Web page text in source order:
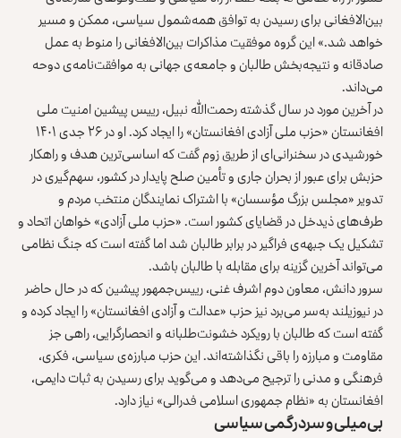
بین‌الافغانی برای رسیدن به توافق همه‌شمول سیاسی، ممکن و مسیر
خواهد شد.» این گروه موفقیت مذاکرات بین‌الافغانی را منوط به عمل
صادقانه و نتیجه‌بخش طالبان و جامعه‌ی جهانی به موافقت‌نامه‌ی دوحه
می‌داند.
در آخرین مورد در سال گذشته رحمت‌الله نبیل، رییس پیشین امنیت ملی
افغانستان«حزب ملی آزادی افغانستان»
را ایجاد کرد. او در ۲۶ جدی ۱۴۰۱
خورشیدی در سخنرانی‌ای از طریق زوم گفت که اساسی‌ترین هدف و راهکار
حزبش برای عبور از بحران جاری و تأمین صلح پایدار در کشور، سهم‌گیری در
تدویر «مجلس بزرگ مؤسسان» با اشتراک نمایندگان منتخب مردم و
طرف‌های ذیدخل در قضایای کشور است. «حزب ملی آزادی» خواهان اتحاد و
تشکیل یک جبهه‌ی فراگیر در برابر طالبان شد اما گفته است که جنگ نظامی
می‌تواند آخرین گزینه برای مقابله با طالبان باشد.
سرور دانش، معاون دوم اشرف غنی، رییس‌جمهور پیشین که در حال حاضر
در نیوزیلند به‌سر می‌برد نیز حزب«عدالت و آزادی افغانستان»را ایجاد کرده و
گفته است که طالبان با رویکرد خشونت‌طلبانه و انحصارگرایی، راهی جز
مقاومت و مبارزه را باقی نگذاشته‌اند. این حزب مبارزه‌ی سیاسی، فکری،
فرهنگی و مدنی را ترجیح می‌دهد و می‌گوید برای رسیدن به ثبات دایمی،
افغانستان به «نظام جمهوری اسلامی فدرالی» نیاز دارد.
بی‌میلی و سردرگمی سیاسی